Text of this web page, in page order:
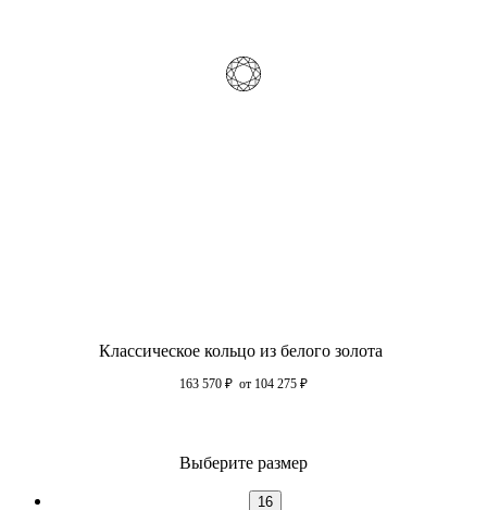
Классическое кольцо из белого золота
163 570 ₽ от 104 275 ₽
Выберите размер
16